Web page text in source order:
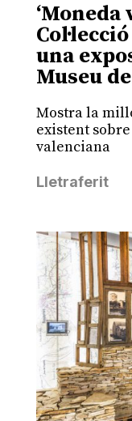
una
Museu
Mostra la
existent
valenciana
Lletraferit